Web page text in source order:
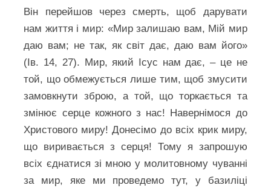
Він перейшов через смерть, щоб дарувати
нам життя і мир: «Мир залишаю вам, Мій мир
даю вам; не так, як світ дає, даю вам його»
(Ів. 14, 27). Мир, який Ісус нам дає, – це не
той, що обмежується лише тим, щоб змусити
замовкнути зброю, а той, що торкається та
змінює серце кожного з нас! Навернімося до
Христового миру! Донесімо до всіх крик миру,
що виривається з серця! Тому я запрошую
всіх єднатися зі мною у молитовному чуванні
за мир, яке ми проведемо тут, у базиліці